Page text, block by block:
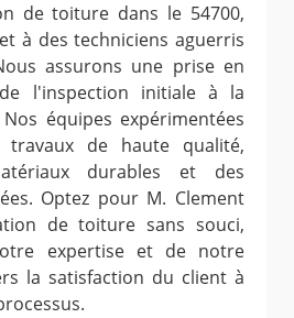
de toiture dans le 54700,
à des techniciens aguerris
assurons une prise en
l'inspection initiale à la
équipes expérimentées
travaux de haute qualité,
durables et des
Optez pour M. Clement
de toiture sans souci,
expertise et de notre
la satisfaction du client à